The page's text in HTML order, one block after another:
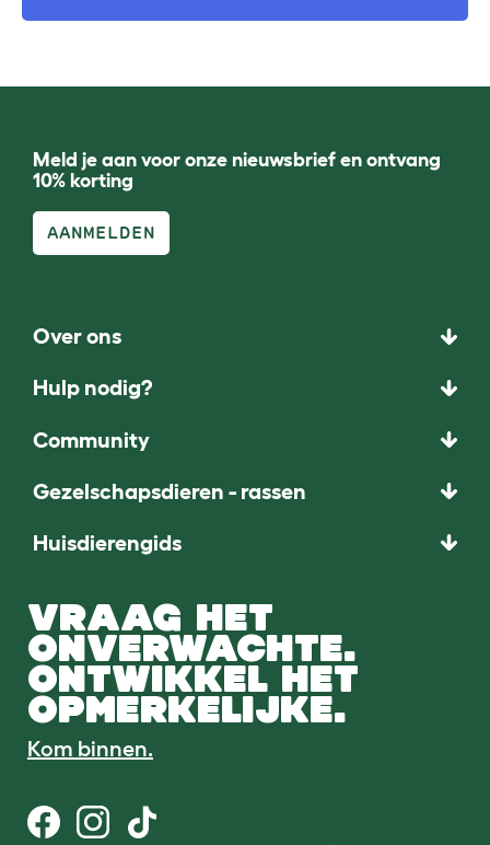
Meld je aan voor onze nieuwsbrief en ontvang
10% korting
AANMELDEN
Over ons
Hulp nodig?
Community
Gezelschapsdieren - rassen
Huisdierengids
VRAAG HET
ONVERWACHTE.
ONTWIKKEL HET
OPMERKELIJKE.
Kom binnen.